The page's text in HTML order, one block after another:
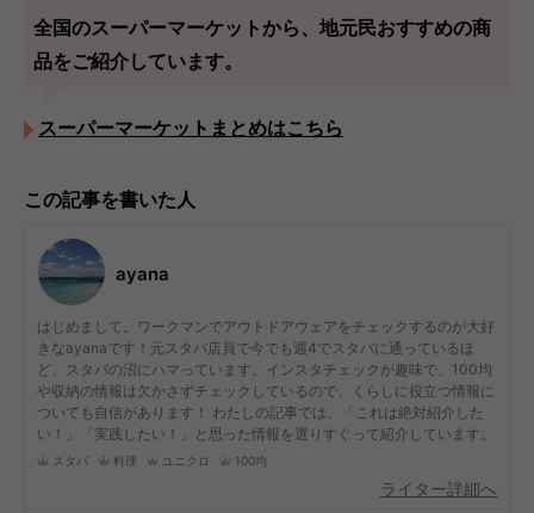
全国のスーパーマーケットから、地元民おすすめの商
品をご紹介しています。
スーパーマーケットまとめはこちら
この記事を書いた人
ayana
はじめまして。ワークマンでアウトドアウェアをチェックするのが大好
きなayanaです！元スタバ店員で今でも週4でスタバに通っているほ
ど、スタバの沼にハマっています。インスタチェックが趣味で、100均
や収納の情報は欠かさずチェックしているので、くらしに役立つ情報に
ついても自信があります！ わたしの記事では、「これは絶対紹介した
い！」「実践したい！」と思った情報を選りすぐって紹介しています。
スタバ 料理 ユニクロ 100均
ライター詳細へ